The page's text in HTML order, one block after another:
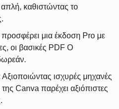
απλή, καθιστώντας το
μια έκδοση Pro με
οι βασικές PDF Ο
Αξιοποιώντας ισχυρές μηχανές
Canva παρέχει αξιόπιστες